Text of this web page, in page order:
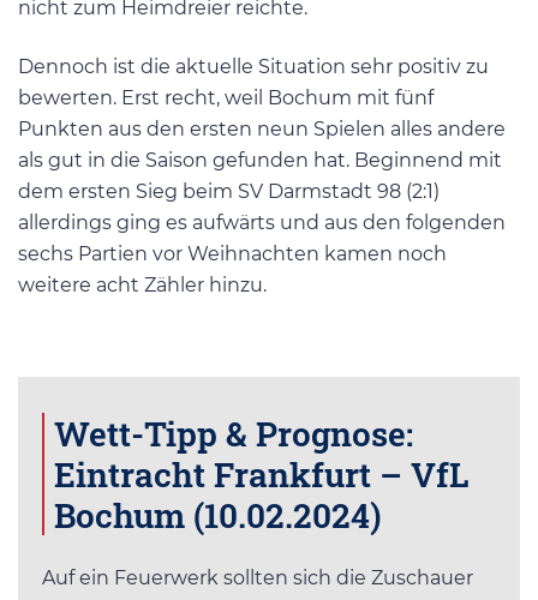
nicht zum Heimdreier reichte.
Dennoch ist die aktuelle Situation sehr positiv zu
bewerten. Erst recht, weil Bochum mit fünf
Punkten aus den ersten neun Spielen alles andere
als gut in die Saison gefunden hat. Beginnend mit
dem ersten Sieg beim SV Darmstadt 98 (2:1)
allerdings ging es aufwärts und aus den folgenden
sechs Partien vor Weihnachten kamen noch
weitere acht Zähler hinzu.
Wett-Tipp & Prognose:
Eintracht Frankfurt – VfL
Bochum (10.02.2024)
Auf ein Feuerwerk sollten sich die Zuschauer